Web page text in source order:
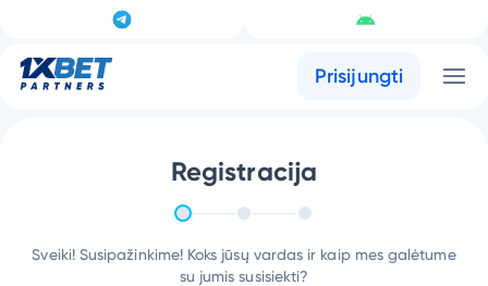
Prisijungti
Registracija
Sveiki! Susipažinkime! Koks jūsų vardas ir kaip mes galėtume
su jumis susisiekti?